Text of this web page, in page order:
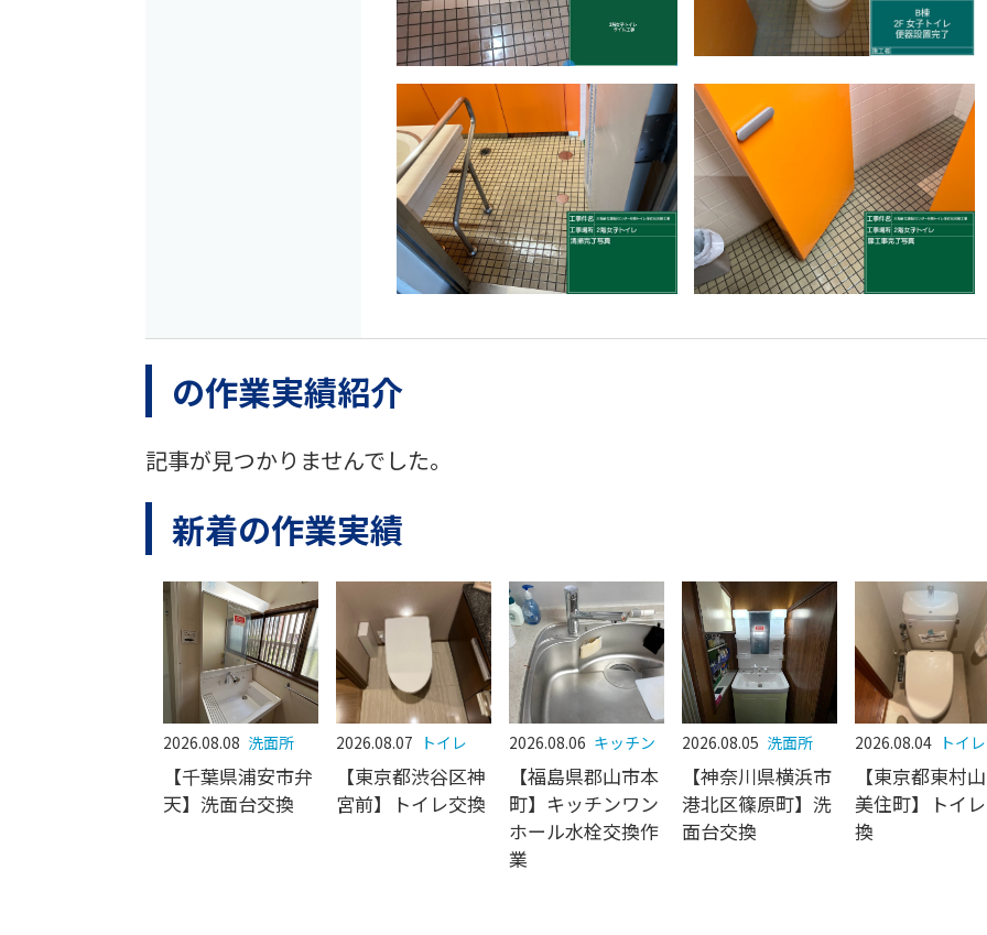
の作業実績紹介
記事が見つかりませんでした。
新着の作業実績
2026.08.08 洗面所
【千葉県浦安市弁
天】洗面台交換
2026.08.07 トイレ
【東京都渋谷区神
宮前】トイレ交換
2026.08.06 キッチン
【福島県郡山市本
町】キッチンワン
ホール水栓交換作
業
2026.08.05 洗面所
【神奈川県横浜市
港北区篠原町】洗
面台交換
2026.08.04 トイレ
【東京都東村
美住町】トイ
換